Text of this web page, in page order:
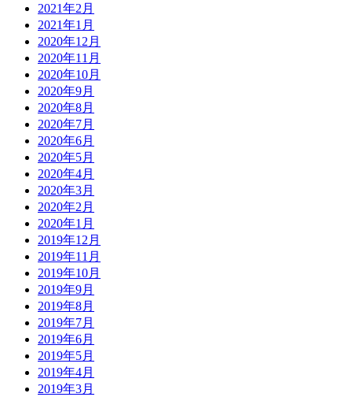
2021年2月
2021年1月
2020年12月
2020年11月
2020年10月
2020年9月
2020年8月
2020年7月
2020年6月
2020年5月
2020年4月
2020年3月
2020年2月
2020年1月
2019年12月
2019年11月
2019年10月
2019年9月
2019年8月
2019年7月
2019年6月
2019年5月
2019年4月
2019年3月